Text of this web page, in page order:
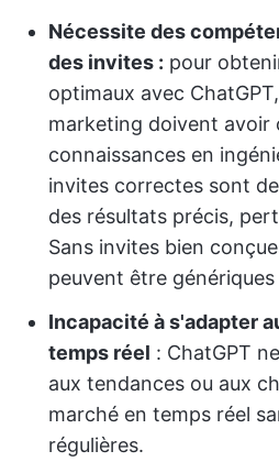
Nécessite des
des invites : pour
optimaux avec
marketing doivent avoir
connaissances en
invites correctes sont
des résultats précis,
Sans invites bien
peuvent être
Incapacité à s'adapter
temps réel : ChatGPT
aux tendances ou aux
marché en temps réel
régulières.